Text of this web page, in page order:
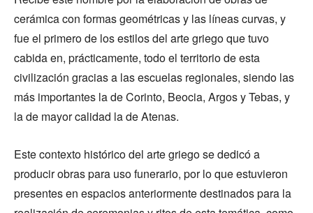
cerámica con formas geométricas y las líneas curvas, y
fue el primero de los estilos del arte griego que tuvo
cabida en, prácticamente, todo el territorio de esta
civilización gracias a las escuelas regionales, siendo las
más importantes la de Corinto, Beocia, Argos y Tebas, y
la de mayor calidad la de Atenas.
Este contexto histórico del arte griego se dedicó a
producir obras para uso funerario, por lo que estuvieron
presentes en espacios anteriormente destinados para la